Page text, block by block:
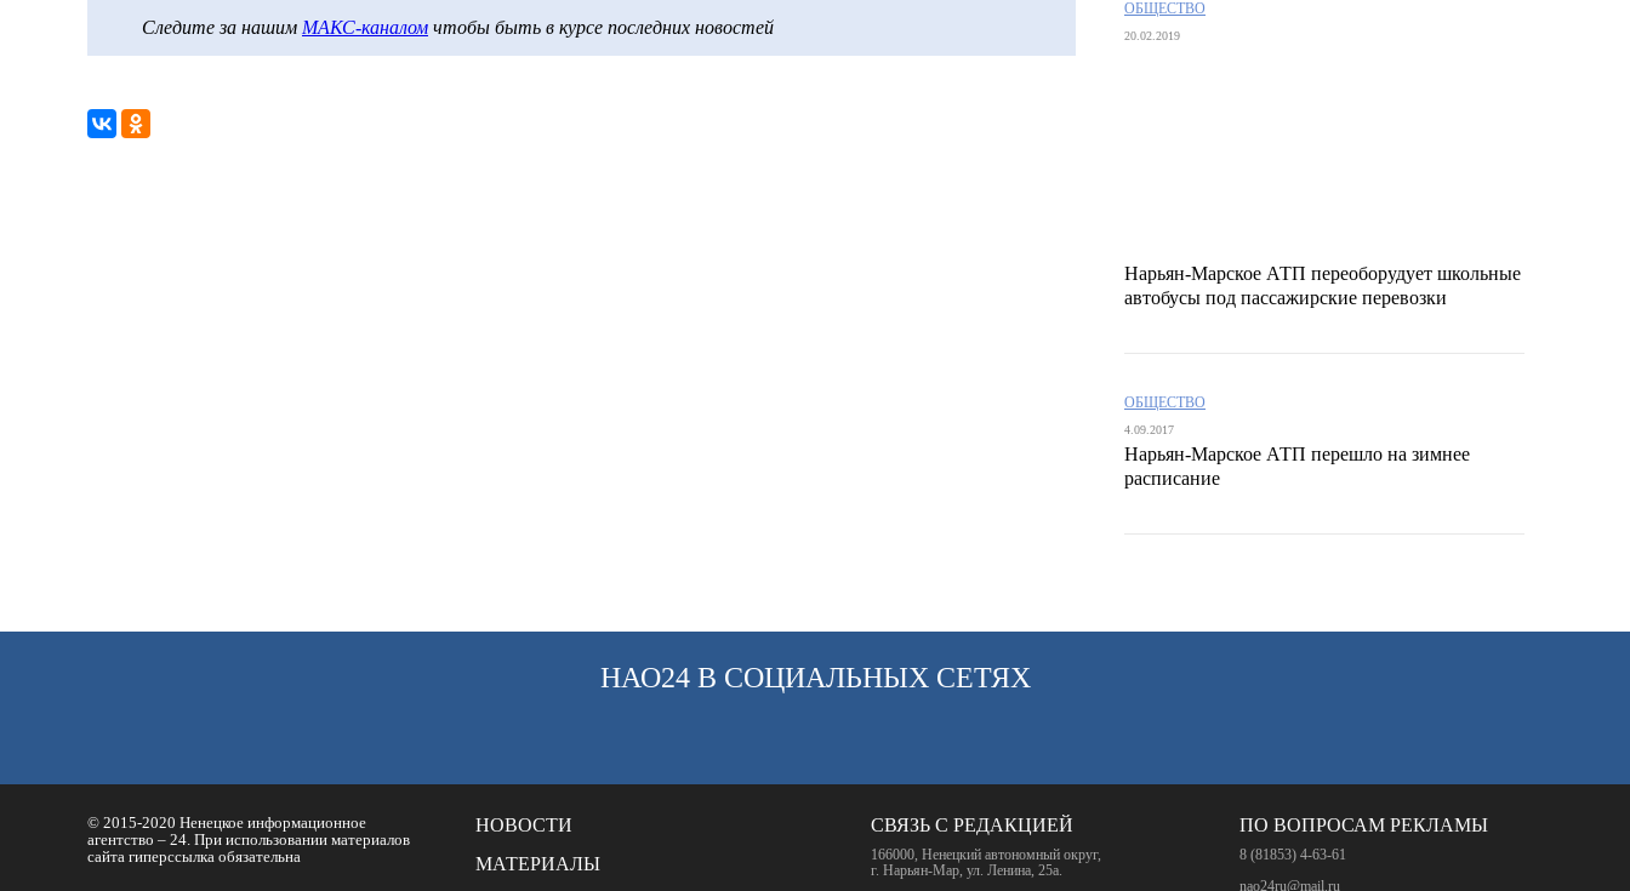
Следите за нашим МАКС-каналом чтобы быть в курсе последних новостей
ОБЩЕСТВО
20.02.2019
Нарьян-Марское АТП переоборудует школьные
автобусы под пассажирские перевозки
ОБЩЕСТВО
4.09.2017
Нарьян-Марское АТП перешло на зимнее
расписание
НАО24 В СОЦИАЛЬНЫХ СЕТЯХ
© 2015-2020 Ненецкое информационное
агентство – 24. При использовании материалов
сайта гиперссылка обязательна
НОВОСТИ
МАТЕРИАЛЫ
СВЯЗЬ С РЕДАКЦИЕЙ
166000, Ненецкий автономный округ,
г. Нарьян-Мар, ул. Ленина, 25а.
ПО ВОПРОСАМ РЕКЛАМЫ
8 (81853) 4-63-61
nao24ru@mail.ru